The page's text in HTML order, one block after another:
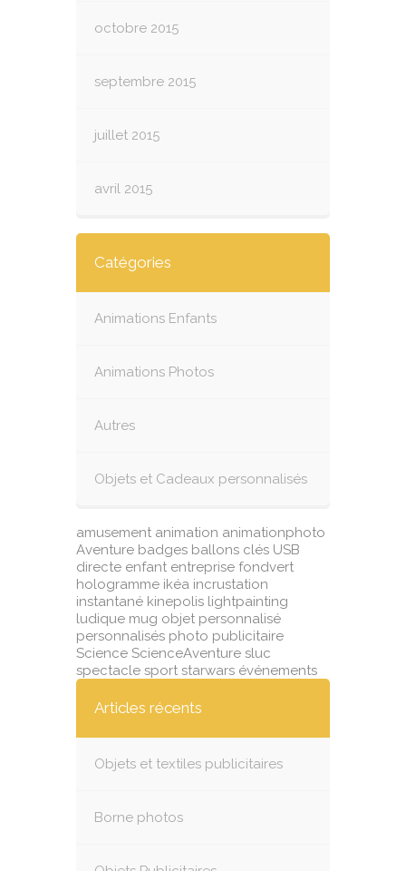
octobre 2015
septembre 2015
juillet 2015
avril 2015
Catégories
Animations Enfants
Animations Photos
Autres
Objets et Cadeaux personnalisés
amusement animation animationphoto
Aventure badges ballons clés USB
directe enfant entreprise fondvert
hologramme ikéa incrustation
instantané kinepolis lightpainting
ludique mug objet personnalisé
personnalisés photo publicitaire
Science ScienceAventure sluc
spectacle sport starwars événements
Articles récents
Objets et textiles publicitaires
Borne photos